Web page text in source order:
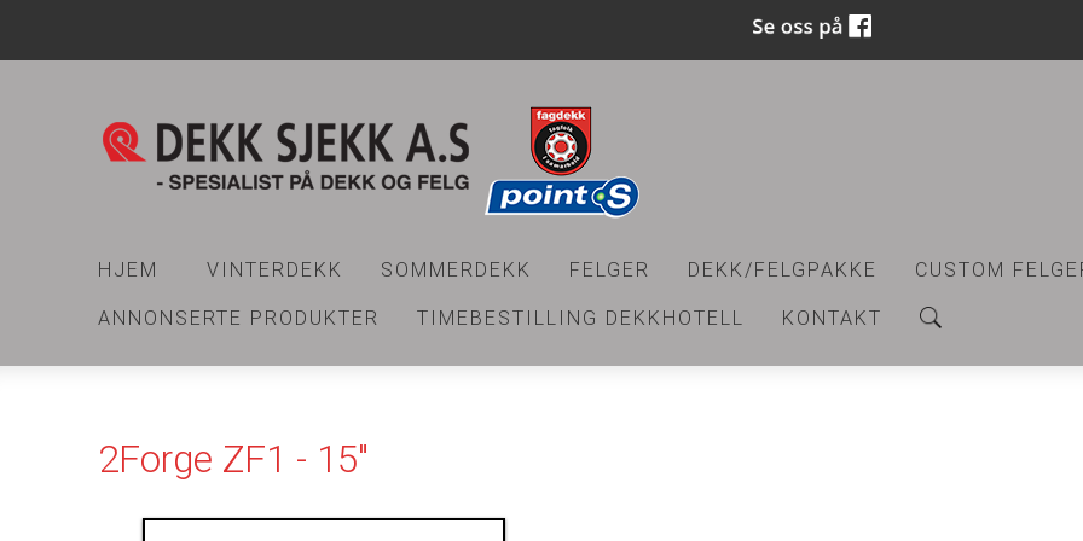
HJEM VINTERDEKK SOMMERDEKK FELGER DEKK/FELGPAKKE CUSTOM
ANNONSERTE PRODUKTER TIMEBESTILLING DEKKHOTELL KONTAKT
2Forge ZF1 - 15"